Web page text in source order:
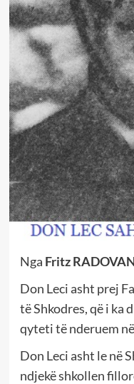
Nga Fritz
Don Leci asht prej
të Shkodres, që i ka
qyteti të nderuem
Don Leci asht le në
ndjekë shkollen